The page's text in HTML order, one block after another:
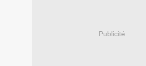
Publicité